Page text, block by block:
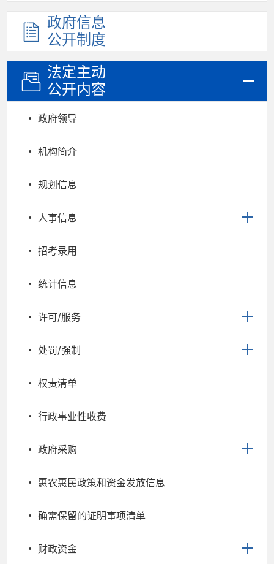
政府信息
公开制度
法定主动
公开内容
政府领导
机构简介
规划信息
人事信息
招考录用
统计信息
许可/服务
处罚/强制
权责清单
行政事业性收费
政府采购
惠农惠民政策和资金发放信息
确需保留的证明事项清单
财政资金